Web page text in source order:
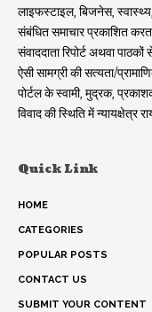
लाइफस्टाइल, बिजनेस, स्वास्थ्य,
संबंधित समाचार प्रकाशित
संवाददाता रिपोर्ट अथवा
ऐसी सामग्री की सत्यता/
पोर्टल के स्वामी, मुद्रक,
विवाद की स्थिति में न्यायक्षेत्र
Quick Link
HOME
CATEGORIES
POPULAR POSTS
CONTACT US
SUBMIT YOUR CONTENT